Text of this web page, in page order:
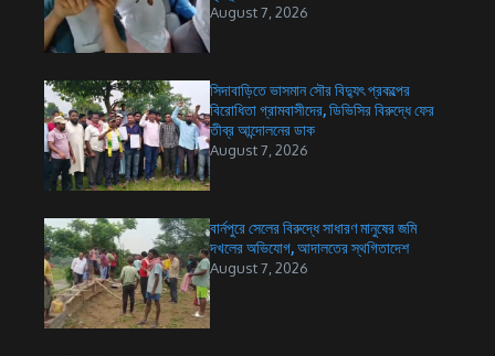
August 7, 2026
সিদাবাড়িতে ভাসমান সৌর বিদ্যুৎ প্রকল্পের
বিরোধিতা গ্রামবাসীদের, ডিভিসির বিরুদ্ধে ফের
তীব্র আন্দোলনের ডাক
August 7, 2026
বার্নপুরে সেলের বিরুদ্ধে সাধারণ মানুষের জমি
দখলের অভিযোগ, আদালতের স্থগিতাদেশ
August 7, 2026